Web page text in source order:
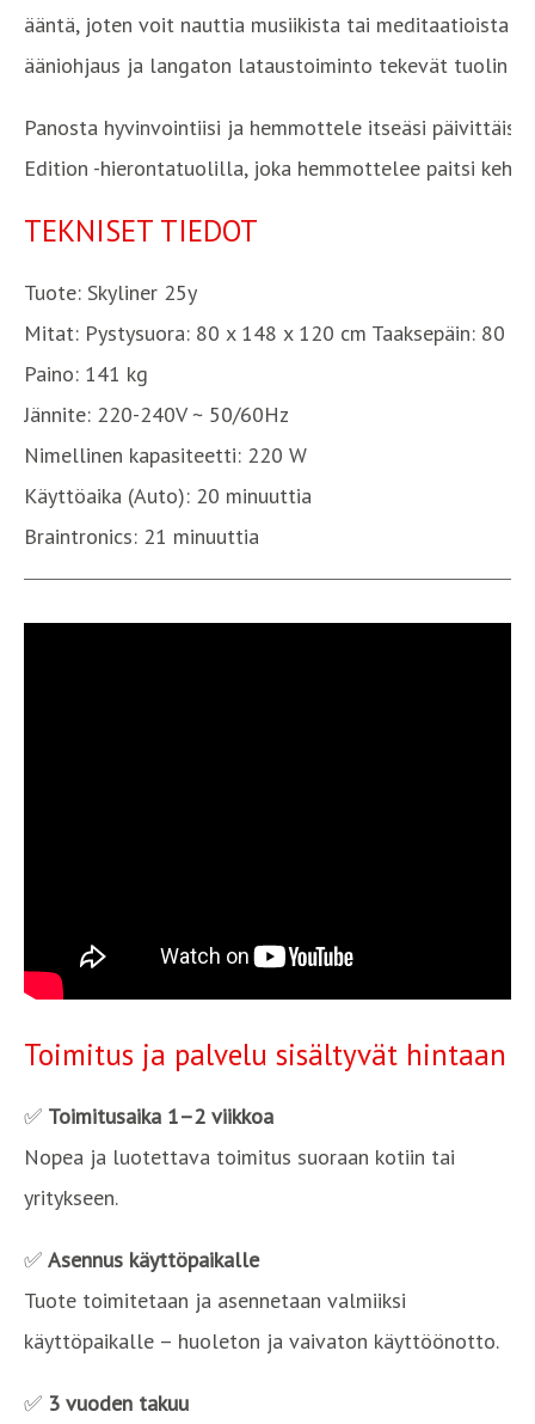
ääntä, joten voit nauttia musiikista tai meditaatioista
ääniohjaus ja langaton lataustoiminto tekevät tuolin
Panosta hyvinvointiisi ja hemmottele itseäsi
Edition -hierontatuolilla, joka hemmottelee paitsi
TEKNISET TIEDOT
Tuote: Skyliner 25y
Mitat: Pystysuora: 80 x 148 x 120 cm Taaksepäin: 80 x
Paino: 141 kg
Jännite: 220-240V ~ 50/60Hz
Nimellinen kapasiteetti: 220 W
Käyttöaika (Auto): 20 minuuttia
Braintronics: 21 minuuttia
Toimitus ja palvelu sisältyvät hintaan
✅ Toimitusaika 1–2 viikkoa
Nopea ja luotettava toimitus suoraan kotiin tai
yritykseen.
✅ Asennus käyttöpaikalle
Tuote toimitetaan ja asennetaan valmiiksi
käyttöpaikalle – huoleton ja vaivaton käyttöönotto.
✅ 3 vuoden takuu